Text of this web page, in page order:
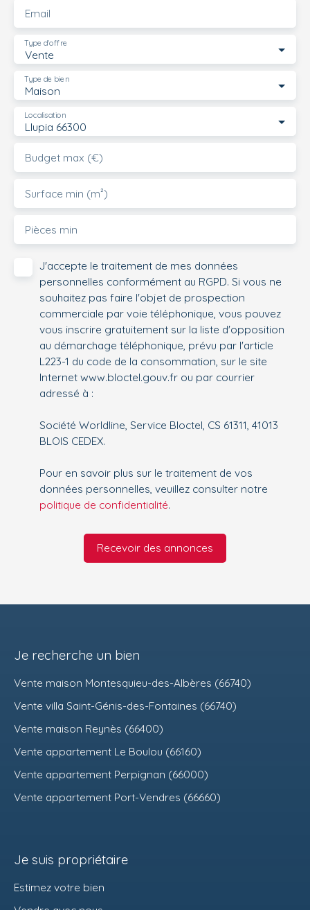
Email
Vente
Type d'offre
Maison
Type de bien
Llupia 66300
Localisation
Budget max (€)
Surface min (m²)
Pièces min
J'accepte le traitement de mes données
personnelles conformément au RGPD. Si vous ne
souhaitez pas faire l'objet de prospection
commerciale par voie téléphonique, vous pouvez
vous inscrire gratuitement sur la liste d'opposition
au démarchage téléphonique, prévu par l'article
L223-1 du code de la consommation, sur le site
Internet www.bloctel.gouv.fr ou par courrier
adressé à :
Société Worldline, Service Bloctel, CS 61311, 41013
BLOIS CEDEX.
Pour en savoir plus sur le traitement de vos
données personnelles, veuillez consulter notre
politique de confidentialité.
Recevoir des annonces
Je recherche un bien
Vente maison Montesquieu-des-Albères (66740)
Vente villa Saint-Génis-des-Fontaines (66740)
Vente maison Reynès (66400)
Vente appartement Le Boulou (66160)
Vente appartement Perpignan (66000)
Vente appartement Port-Vendres (66660)
Je suis propriétaire
Estimez votre bien